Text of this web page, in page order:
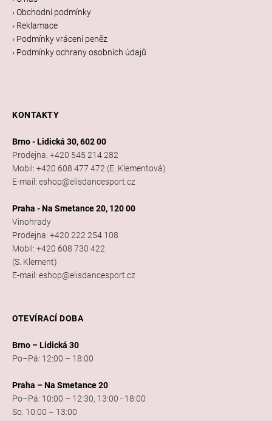
› Obchodní podmínky
› Reklamace
› Podmínky vrácení peněz
› Podmínky ochrany osobních údajů
KONTAKTY
Brno - Lidická 30, 602 00
Prodejna: +420 545 214 282
Mobil: +420 608 477 472 (E. Klementová)
E-mail: eshop@elisdancesport.cz
Praha - Na Smetance 20, 120 00
Vinohrady
Prodejna: +420 222 254 108
Mobil: +420 608 730 422
(S. Klement)
E-mail: eshop@elisdancesport.cz
OTEVÍRACÍ DOBA
Brno – Lidická 30
Po–Pá: 12:00 – 18:00
Praha – Na Smetance 20
Po–Pá: 10:00 – 12:30, 13:00 - 18:00
So: 10:00 – 13:00